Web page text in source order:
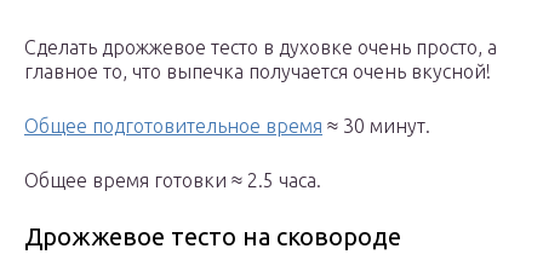
Сделать дрожжевое тесто в духовке очень просто, а
главное то, что выпечка получается очень вкусной!
Общее подготовительное время ≈ 30 минут.
Общее время готовки ≈ 2.5 часа.
Дрожжевое тесто на сковороде